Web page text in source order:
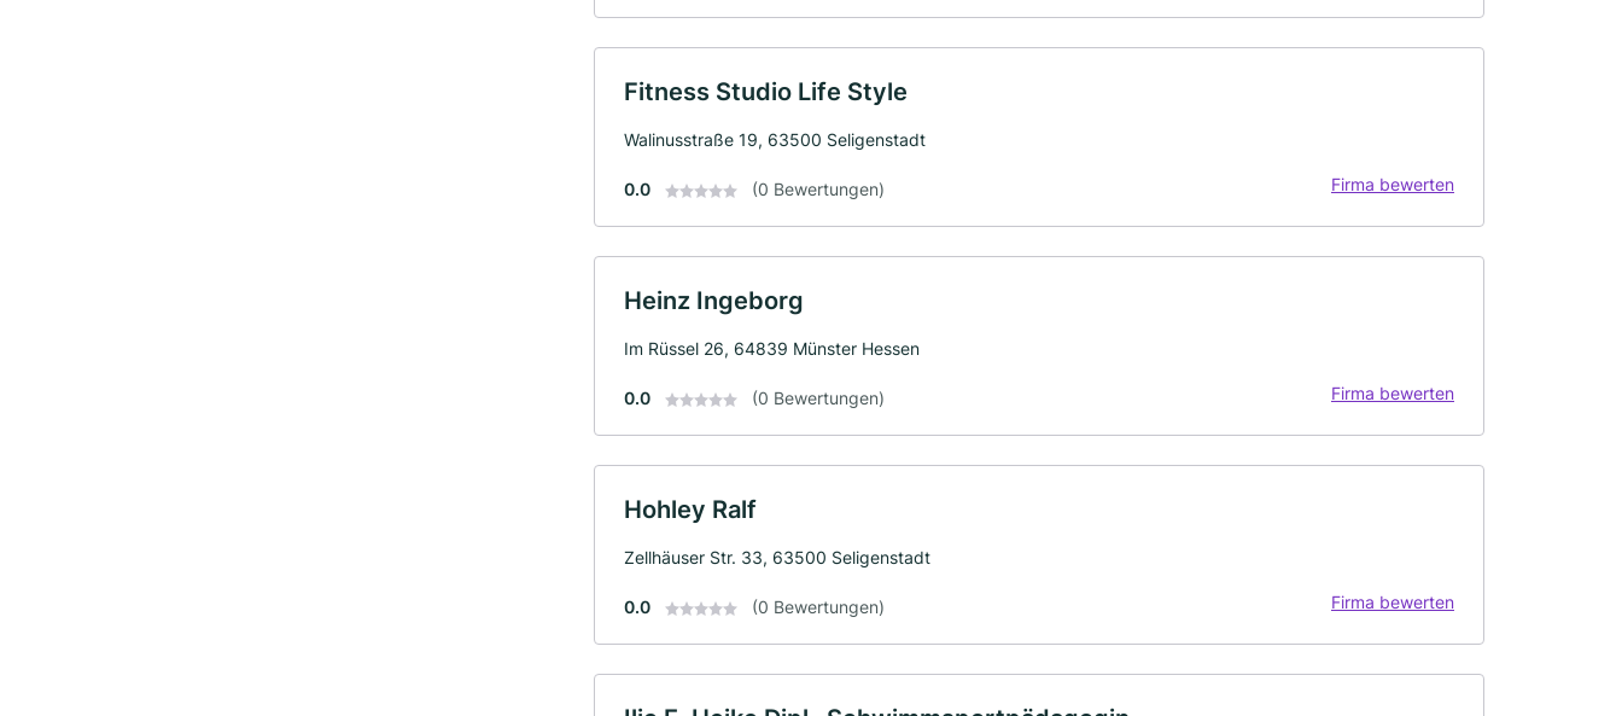
Fitness Studio Life Style
Walinusstraße 19, 63500 Seligenstadt
0.0 (0 Bewertungen) Firma bewerten
Heinz Ingeborg
Im Rüssel 26, 64839 Münster Hessen
0.0 (0 Bewertungen) Firma bewerten
Hohley Ralf
Zellhäuser Str. 33, 63500 Seligenstadt
0.0 (0 Bewertungen) Firma bewerten